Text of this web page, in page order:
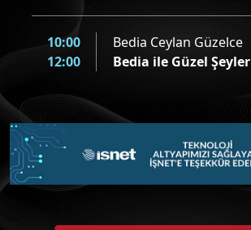
10:00
12:00
Bedia Ceylan Güzelce
Bedia ile Güzel Şeyler
12:10
Ceyda Düvenci
12:10
Cem Arslan